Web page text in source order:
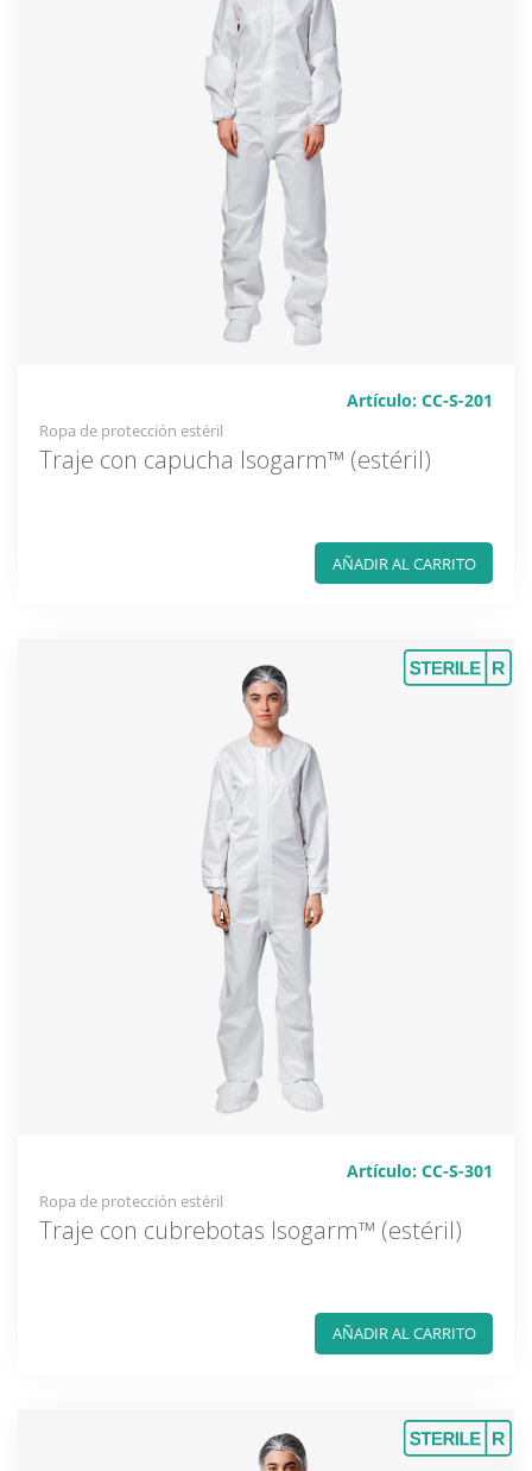
Artículo: CC-S-201
Ropa de protección estéril
Traje con capucha Isogarm™ (estéril)
AÑADIR AL CARRITO
Artículo: CC-S-301
Ropa de protección estéril
Traje con cubrebotas Isogarm™ (estéril)
AÑADIR AL CARRITO